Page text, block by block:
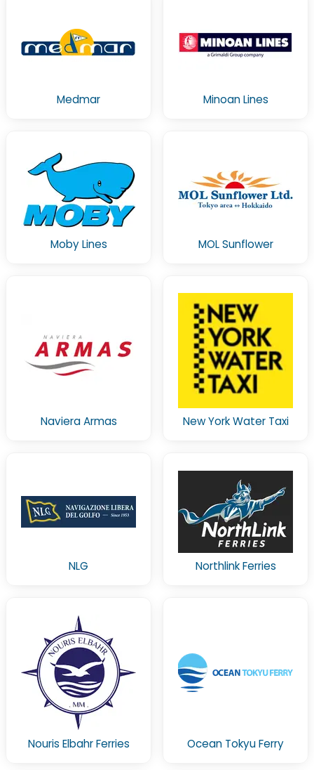
Medmar Minoan Lines
Moby Lines MOL Sunflower
Naviera Armas New York Water Taxi
NLG Northlink Ferries
Nouris Elbahr Ferries Ocean Tokyu Ferry